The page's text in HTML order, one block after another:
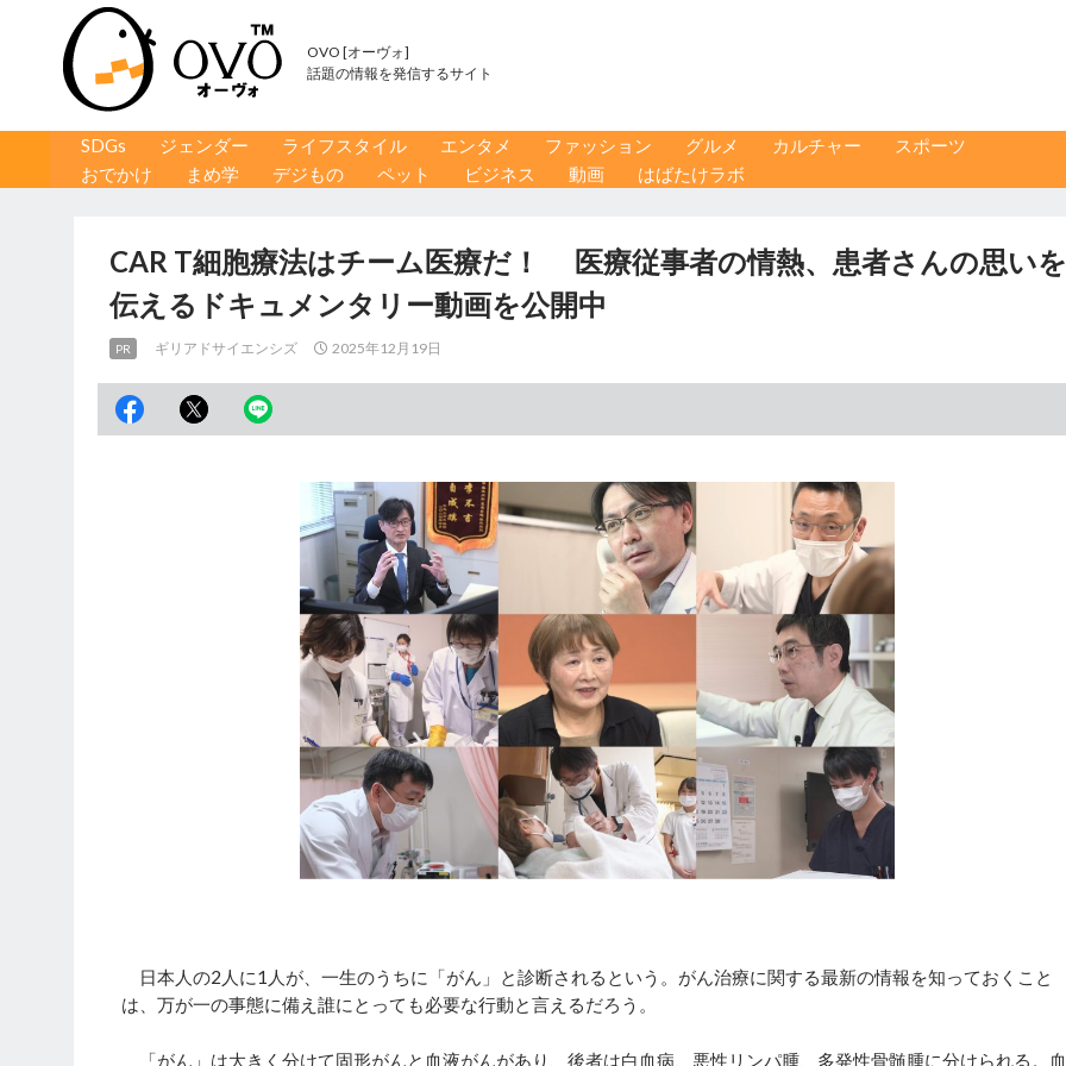
OVO [オーヴォ]
話題の情報を発信するサイト
コンテンツへ移動
SDGs ジェンダー ライフスタイル エンタメ ファッション グルメ カルチャー
スポーツ
おでかけ
まめ学 デジもの ペット ビジネス 動画 はばたけラボ
CAR T細胞療法はチーム医療だ！ 医療従事者の情熱、患者さんの思いを
伝えるドキュメンタリー動画を公開中
PR ギリアドサイエンシズ 2025年12月19日
日本人の2人に1人が、一生のうちに「がん」と診断されるという。がん治療に関する最新の情報を知っておくこと
は、万が一の事態に備え誰にとっても必要な行動と言えるだろう。
「がん」は大きく分けて固形がんと血液がんがあり、後者は白血病、悪性リンパ腫、多発性骨髄腫に分けられる。血